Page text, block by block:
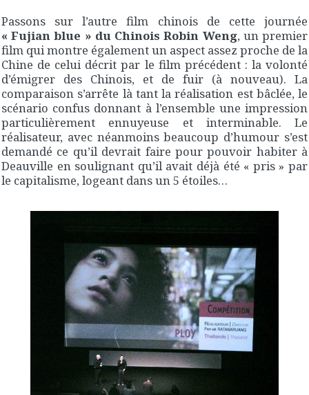
Passons sur l’autre film chinois de cette journée
« Fujian blue » du Chinois Robin Weng, un premier
film qui montre également un aspect assez proche de la
Chine de celui décrit par le film précédent : la volonté
d’émigrer des Chinois, et de fuir (à nouveau). La
comparaison s’arrête là tant la réalisation est bâclée, le
scénario confus donnant à l’ensemble une impression
particulièrement ennuyeuse et interminable. Le
réalisateur, avec néanmoins beaucoup d’humour s’est
demandé ce qu’il devrait faire pour pouvoir habiter à
Deauville en soulignant qu’il avait déjà été « pris » par
le capitalisme, logeant dans un 5 étoiles…